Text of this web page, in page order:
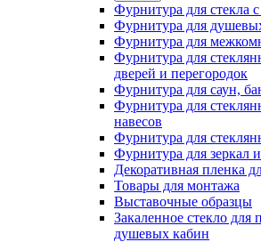
Фурнитура для стекла
Фурнитура для
Фурнитура для
Фурнитура для
дверей и перегородок
Фурнитура для саун,
Фурнитура для
навесов
Фурнитура для
Фурнитура для зеркал
Декоративная пленка
Товары для монтажа
Выставочные образцы
Закаленное стекло для
душевых кабин